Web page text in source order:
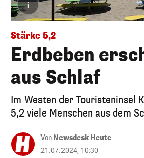
i
Stärke 5,2
Erdbeben
aus Schlaf
Im Westen der Touristeninsel
5,2 viele Menschen aus dem
Von Newsdesk Heute
21.07.2024, 10:30